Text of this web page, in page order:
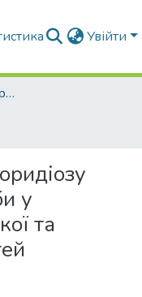
Увійти
Наукові журнали та збірники видань
у
та